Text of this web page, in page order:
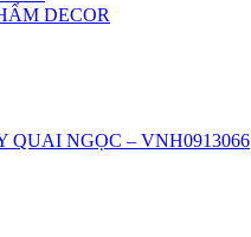
DECOR
QUAI NGỌC – VNH0913066